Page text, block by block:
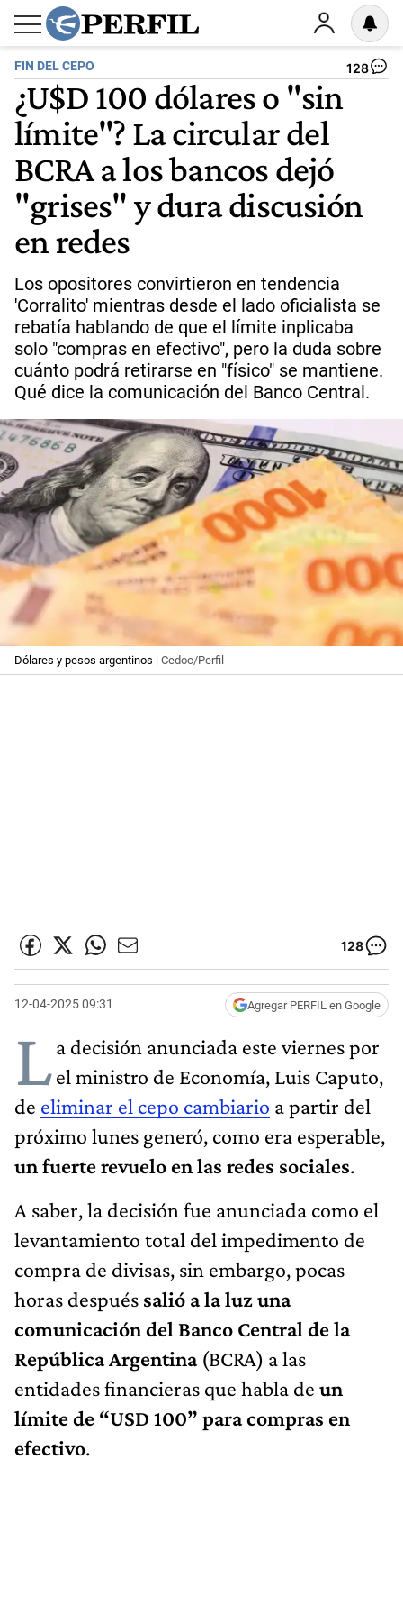
FIN DEL CEPO 128
¿U$D 100 dólares o "sin
límite"? La circular del
BCRA a los bancos dejó
"grises" y dura discusión
en redes
Los opositores convirtieron en tendencia
'Corralito' mientras desde el lado oficialista se
rebatía hablando de que el límite inplicaba
solo "compras en efectivo", pero la duda sobre
cuánto podrá retirarse en "físico" se mantiene.
Qué dice la comunicación del Banco Central.
Dólares y pesos argentinos | Cedoc/Perfil
128
12-04-2025 09:31 Agregar PERFIL en Google
La decisión anunciada este viernes por
el ministro de Economía, Luis Caputo,
de eliminar el cepo cambiario a partir del
próximo lunes generó, como era esperable,
un fuerte revuelo en las redes sociales.
A saber, la decisión fue anunciada como el
levantamiento total del impedimento de
compra de divisas, sin embargo, pocas
horas después salió a la luz una
comunicación del Banco Central de la
República Argentina(BCRA) a las
entidades financieras que habla de un
límite de “USD 100” para compras en
efectivo.